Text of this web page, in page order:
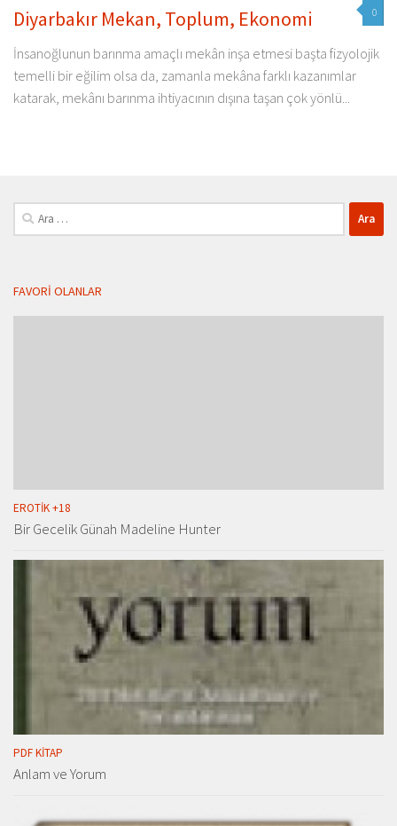
0
Diyarbakır Mekan, Toplum, Ekonomi
İnsanoğlunun barınma amaçlı mekân inşa etmesi başta fizyolojik
temelli bir eğilim olsa da, zamanla mekâna farklı kazanımlar
katarak, mekânı barınma ihtiyacının dışına taşan çok yönlü...
Arama:
FAVORI OLANLAR
EROTIK +18
Bir Gecelik Günah Madeline Hunter
PDF KITAP
Anlam ve Yorum